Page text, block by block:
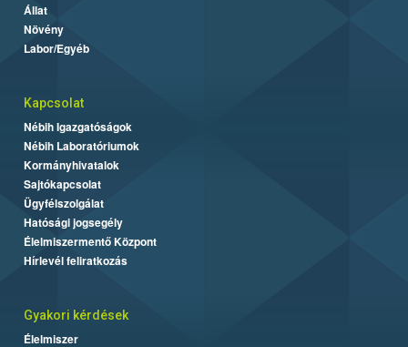
Állat
Növény
Labor/Egyéb
Kapcsolat
Nébih Igazgatóságok
Nébih Laboratóriumok
Kormányhivatalok
Sajtókapcsolat
Ügyfélszolgálat
Hatósági jogsegély
Élelmiszermentő Központ
Hírlevél feliratkozás
Gyakori kérdések
Élelmiszer